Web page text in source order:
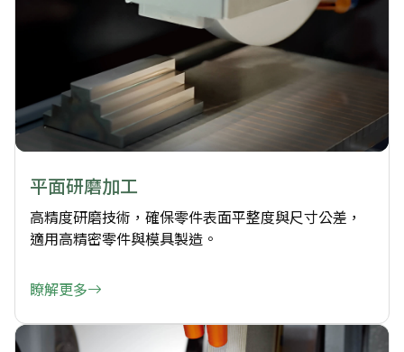
平面研磨加工
高精度研磨技術，確保零件表面平整度與尺寸公差，
適用高精密零件與模具製造。
瞭解更多